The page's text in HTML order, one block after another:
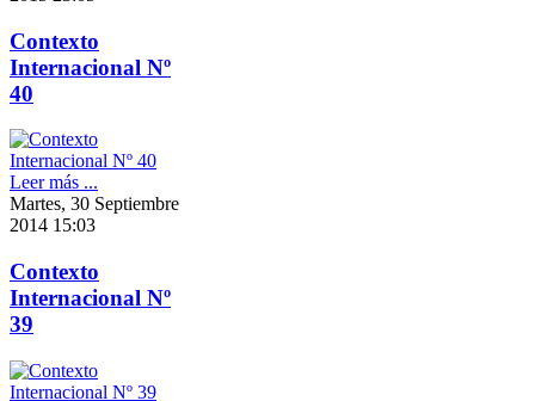
Contexto
Internacional Nº
40
Leer más ...
Martes, 30 Septiembre
2014 15:03
Contexto
Internacional Nº
39